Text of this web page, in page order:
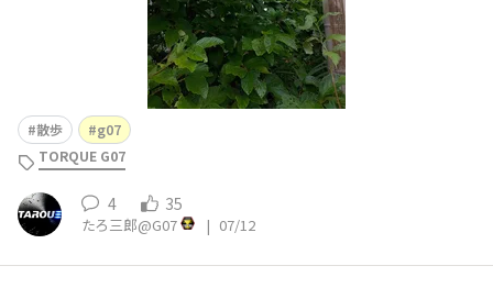
散歩
g07
TORQUE G07
4 35
たろ三郎@G07 | 07/12